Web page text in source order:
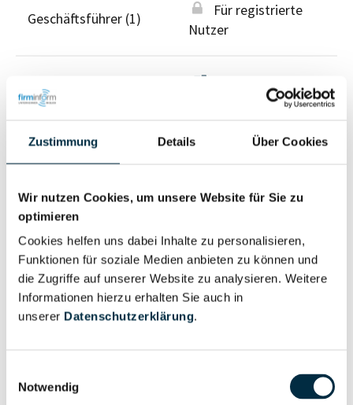
Zustimmung Details Über Cookies
Wir nutzen Cookies, um unsere Website für Sie zu
optimieren
Cookies helfen uns dabei Inhalte zu personalisieren,
Funktionen für soziale Medien anbieten zu können und
die Zugriffe auf unserer Website zu analysieren. Weitere
Informationen hierzu erhalten Sie auch in
unserer Datenschutzerklärung.
Notwendig
Geschäftsführer (1)
Für registrierte
Nutzer
Wirtschaftlich
Berechtigter
Vollständiges
Unternehmensprofil
Eigentums- und Kontrollstruktur
Gesellschafterstruktur
Vollständiges
Unternehmensprofil
anfragen